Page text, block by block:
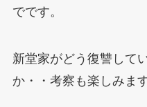
でです。
新堂家がどう復讐して
か・・考察も楽しみます